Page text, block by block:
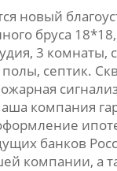
новый
бруса
3
септик.
компания
банков
компании, а